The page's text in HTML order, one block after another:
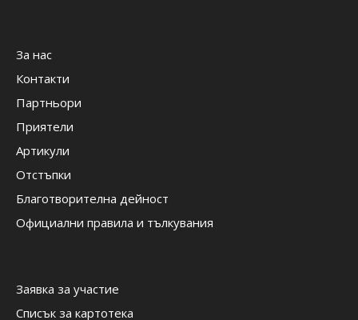
За нас
Контакти
Партньори
Приятели
Артикули
Отстъпки
Благотворителна дейност
Официални правила и тълкувания
Заявка за участие
Списък за картотека